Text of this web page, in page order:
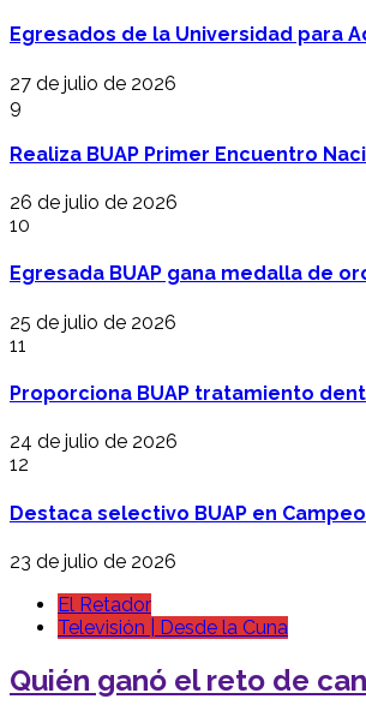
Egresados de la Universidad para
27 de julio de 2026
9
Realiza BUAP Primer Encuentro
26 de julio de 2026
10
Egresada BUAP gana medalla de
25 de julio de 2026
11
Proporciona BUAP tratamiento
24 de julio de 2026
12
Destaca selectivo BUAP en
23 de julio de 2026
El Retador
Televisión | Desde la Cuna
Quién ganó el reto de